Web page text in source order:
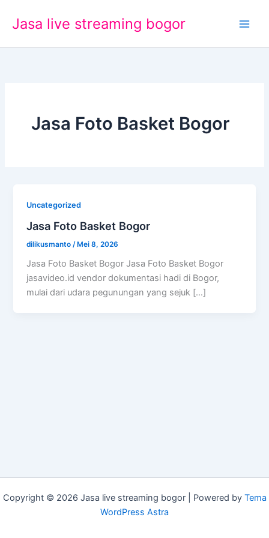
Jasa live streaming bogor
Jasa Foto Basket Bogor
Uncategorized
Jasa Foto Basket Bogor
dilikusmanto /Mei 8, 2026
Jasa Foto Basket Bogor Jasa Foto Basket Bogor
jasavideo.id vendor dokumentasi hadi di Bogor,
mulai dari udara pegunungan yang sejuk […]
Copyright © 2026 Jasa live streaming bogor | Powered by Tema
WordPress Astra